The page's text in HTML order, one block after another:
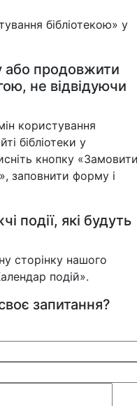
бібліотекою» у
або продовжити
не відвідуючи
користування
бібліотеки у
кнопку
заповнити форму і
події, які будуть
сторінку нашого
подій».
запитання?